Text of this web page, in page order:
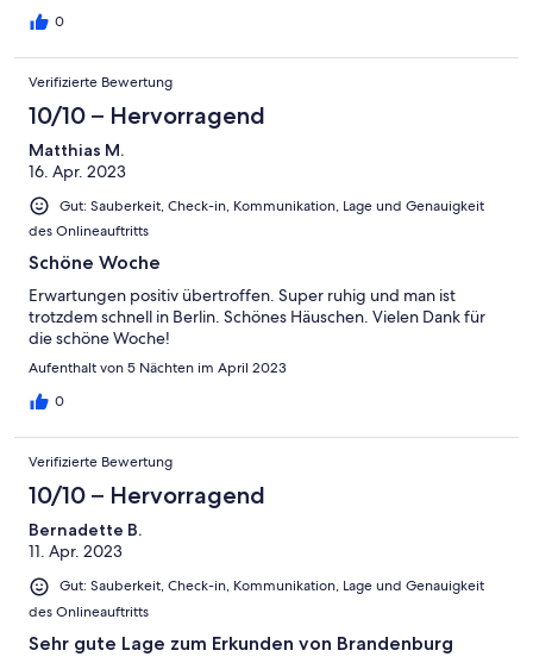
0
Verifizierte Bewertung
10/10 – Hervorragend
Matthias M.
16. Apr. 2023
Gut: Sauberkeit, Check-in, Kommunikation, Lage und Genauigkeit
des Onlineauftritts
Schöne Woche
Erwartungen positiv übertroffen. Super ruhig und man ist
trotzdem schnell in Berlin. Schönes Häuschen. Vielen Dank für
die schöne Woche!
Aufenthalt von 5 Nächten im April 2023
0
Verifizierte Bewertung
10/10 – Hervorragend
Bernadette B.
11. Apr. 2023
Gut: Sauberkeit, Check-in, Kommunikation, Lage und Genauigkeit
des Onlineauftritts
Sehr gute Lage zum Erkunden von Brandenburg